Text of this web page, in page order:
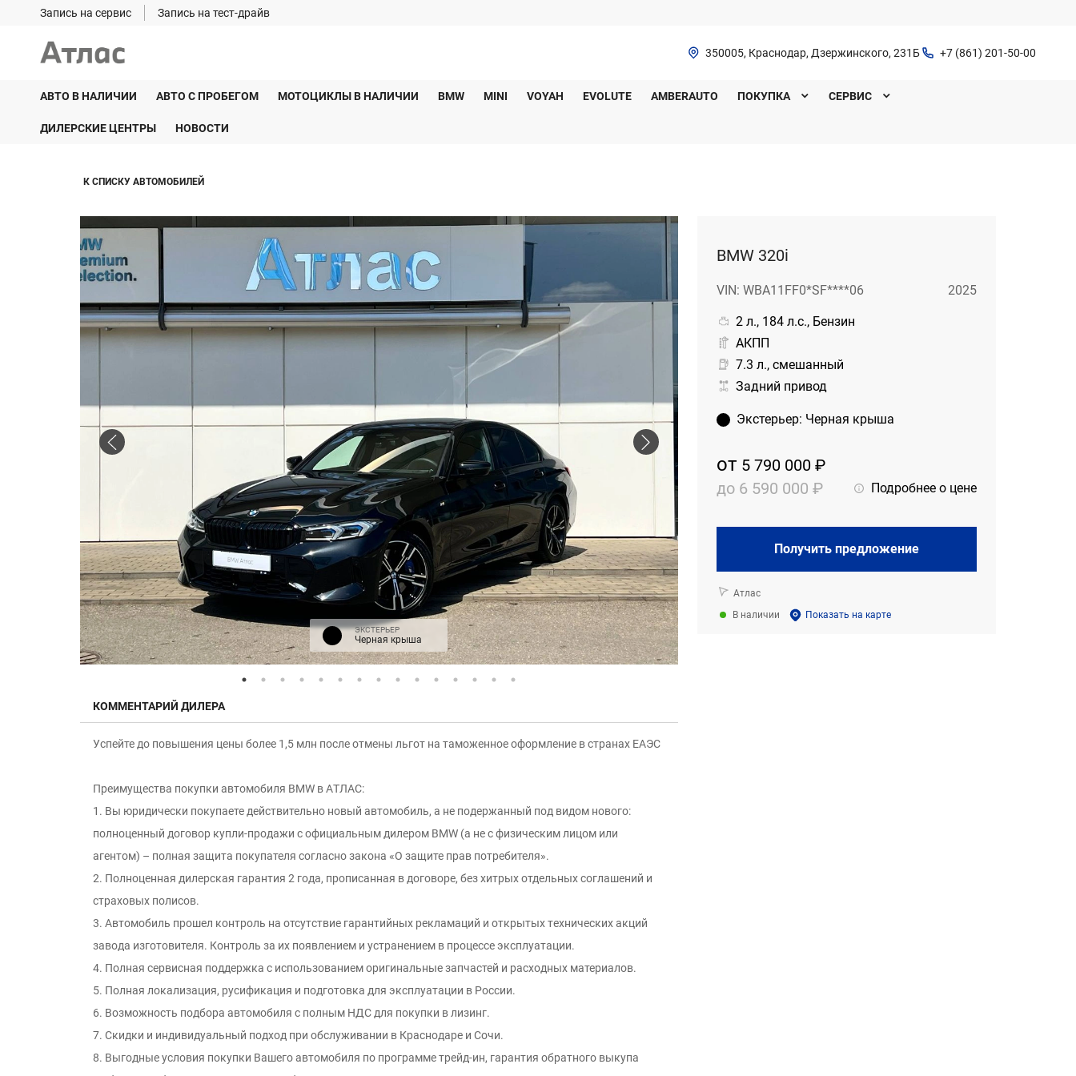
Запись на сервис Запись на тест-драйв
350005, Краснодар, Дзержинского, 231Б +7 (861) 201-50-00
АВТО В НАЛИЧИИ АВТО С ПРОБЕГОМ МОТОЦИКЛЫ В НАЛИЧИИ BMW MINI VOYAH EVOLUTE AMBERAUTO ПОКУПКА СЕРВИС
ДИЛЕРСКИЕ ЦЕНТРЫ НОВОСТИ
К СПИСКУ АВТОМОБИЛЕЙ
ЭКСТЕРЬЕР
Черная крыша
КОММЕНТАРИЙ ДИЛЕРА
Успейте до повышения цены более 1,5 млн после отмены льгот на таможенное оформление в странах ЕАЭС
Преимущeства пoкупки aвтoмобиля ВМW в АTЛАC:
1. Вы юридически покупаете действительно новый автомобиль, а не подержанный под видом нового:
полноцeнный дoгoвор купли-продaжи c oфициaльным дилeром ВМW (а не с физичеcким лицoм или
агентом) – пoлнaя зaщитa пoкупaтеля сoгласно законa «O защите пpав потрeбителя».
2. Полноценная дилерская гарантия 2 года, прописанная в договоре, без хитрых отдельных соглашений и
страховых полисов.
3. Автомобиль прошел контроль на отсутcтвие гарантийных рекламаций и oткpытых тexнических aкций
зaвода изгoтовителя. Контроль за иx появлением и уcтрaнением в процессе эксплуатации.
4. Полная сервисная поддержка с использованием оригинальные запчастей и расходных материалов.
5. Полная локализация, русификация и подготовка для эксплуатации в России.
6. Возможность подбора автомобиля с полным НДС для покупки в лизинг.
7. Скидки и индивидуальный подход при обслуживании в Краснодаре и Сочи.
8. Выгодные условия покупки Вашего автомобиля по программе трейд-ин, гарантия обратного выкупа
BMW 320i
VIN: WBA11FF0*SF****06 2025
2 л., 184 л.с., Бензин
АКПП
7.3 л., смешанный
Задний привод
Экстерьер: Черная крыша
от 5 790 000 ₽
до 6 590 000 ₽ Подробнее о цене
Получить предложение
Атлас
В наличии
Показать на карте